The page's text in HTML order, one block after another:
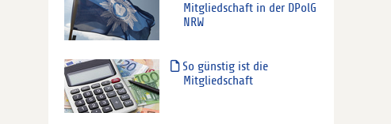
Mitgliedschaft in der DPolG
NRW
So günstig ist die
Mitgliedschaft